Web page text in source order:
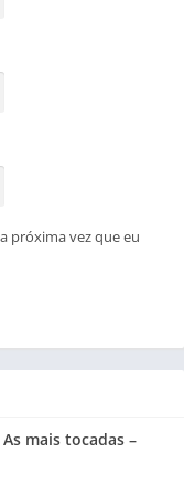
próxima vez que eu
mais tocadas –